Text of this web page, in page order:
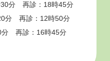
再診：18時45分
分 再診：12時50分
再診：16時45分